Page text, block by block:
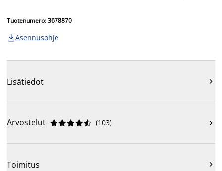
Tuotenumero: 3678870
 Asennusohje
Lisätiedot 
Arvostelut 




 (103) 
Toimitus 